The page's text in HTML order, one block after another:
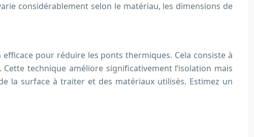
considérablement selon le matériau, les dimensions de
pour réduire les ponts thermiques. Cela consiste à
technique améliore significativement l’isolation mais
la surface à traiter et des matériaux utilisés. Estimez un